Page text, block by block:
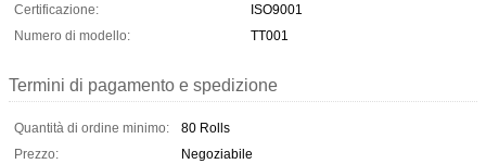
Certificazione:
ISO9001
Numero di modello:
TT001
Termini di pagamento e spedizione
Quantità di ordine minimo:
80 Rolls
Prezzo:
Negoziabile